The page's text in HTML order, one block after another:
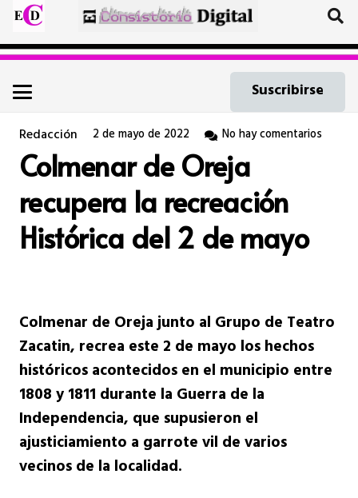
Suscribirse
Redacción 2 de mayo de 2022 No hay comentarios
Colmenar de Oreja
recupera la recreación
Histórica del 2 de mayo
Colmenar de Oreja junto al Grupo de Teatro
Zacatin, recrea este 2 de mayo los hechos
históricos acontecidos en el municipio entre
1808 y 1811 durante la Guerra de la
Independencia, que supusieron el
ajusticiamiento a garrote vil de varios
vecinos de la localidad.